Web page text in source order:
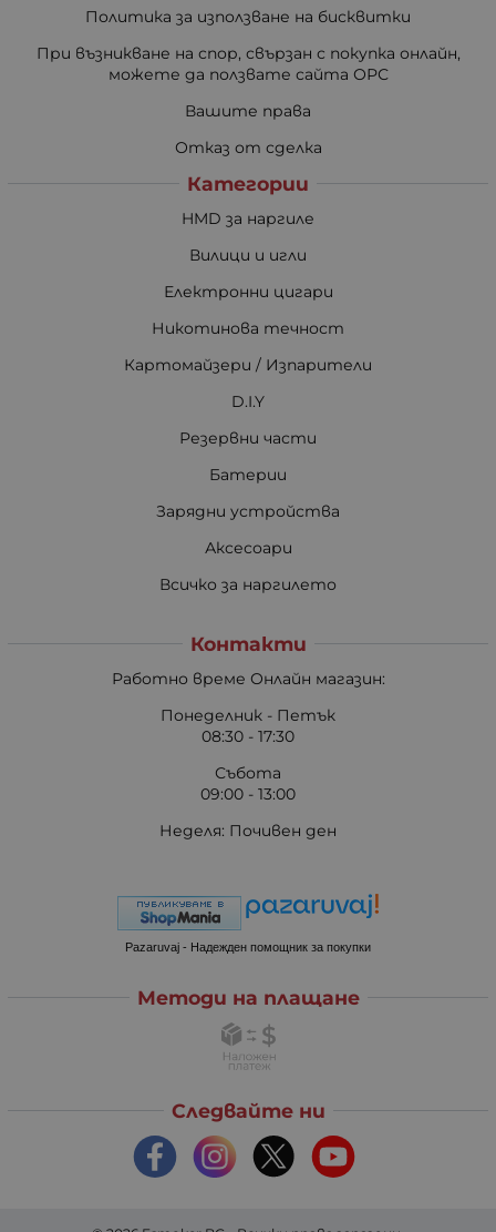
Политика за използване на бисквитки
При възникване на спор, свързан с покупка онлайн,
можете да ползвате сайта ОРС
Вашите права
Отказ от сделка
Категории
HMD за наргиле
Вилици и игли
Електронни цигари
Никотинова течност
Картомайзери / Изпарители
D.I.Y
Резервни части
Батерии
Зарядни устройства
Аксесоари
Всичко за наргилето
Контакти
Работно време Онлайн магазин:
Понеделник - Петък
08:30 - 17:30
Събота
09:00 - 13:00
Неделя: Почивен ден
Pazaruvaj - Надежден помощник за покупки
Методи на плащане
Следвайте ни